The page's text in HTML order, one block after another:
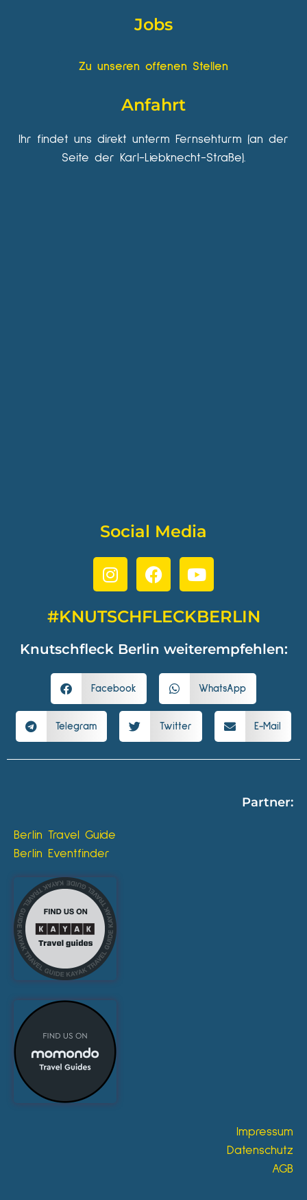
Jobs
Zu unseren offenen Stellen
Anfahrt
Ihr findet uns direkt unterm Fernsehturm (an der
Seite der Karl-Liebknecht-Straße).
Social Media
#KNUTSCHFLECKBERLIN
Knutschfleck Berlin weiterempfehlen:
Facebook WhatsApp
Telegram Twitter E-Mail
Partner:
Berlin Travel Guide
Berlin Eventfinder
Impressum
Datenschutz
AGB